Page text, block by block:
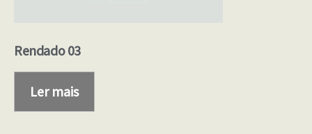
Rendado 03
Ler mais